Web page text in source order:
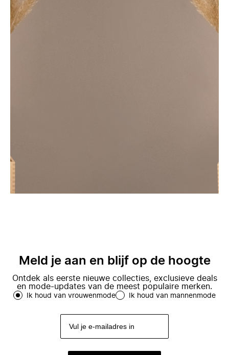
Meld je aan en blijf op de hoogte
Ontdek als eerste nieuwe collecties, exclusieve deals
en mode-updates van de meest populaire merken.
Ik houd van vrouwenmode Ik houd van mannenmode